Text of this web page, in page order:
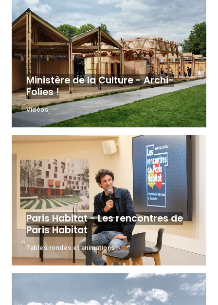
Ministère de la Culture - Archi-
Folies !
Vidéos
Paris Habitat - Les rencontres de
Paris Habitat
Tables rondes et animations